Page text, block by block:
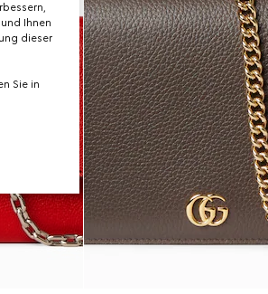
Ihnen
dieser
Sie in